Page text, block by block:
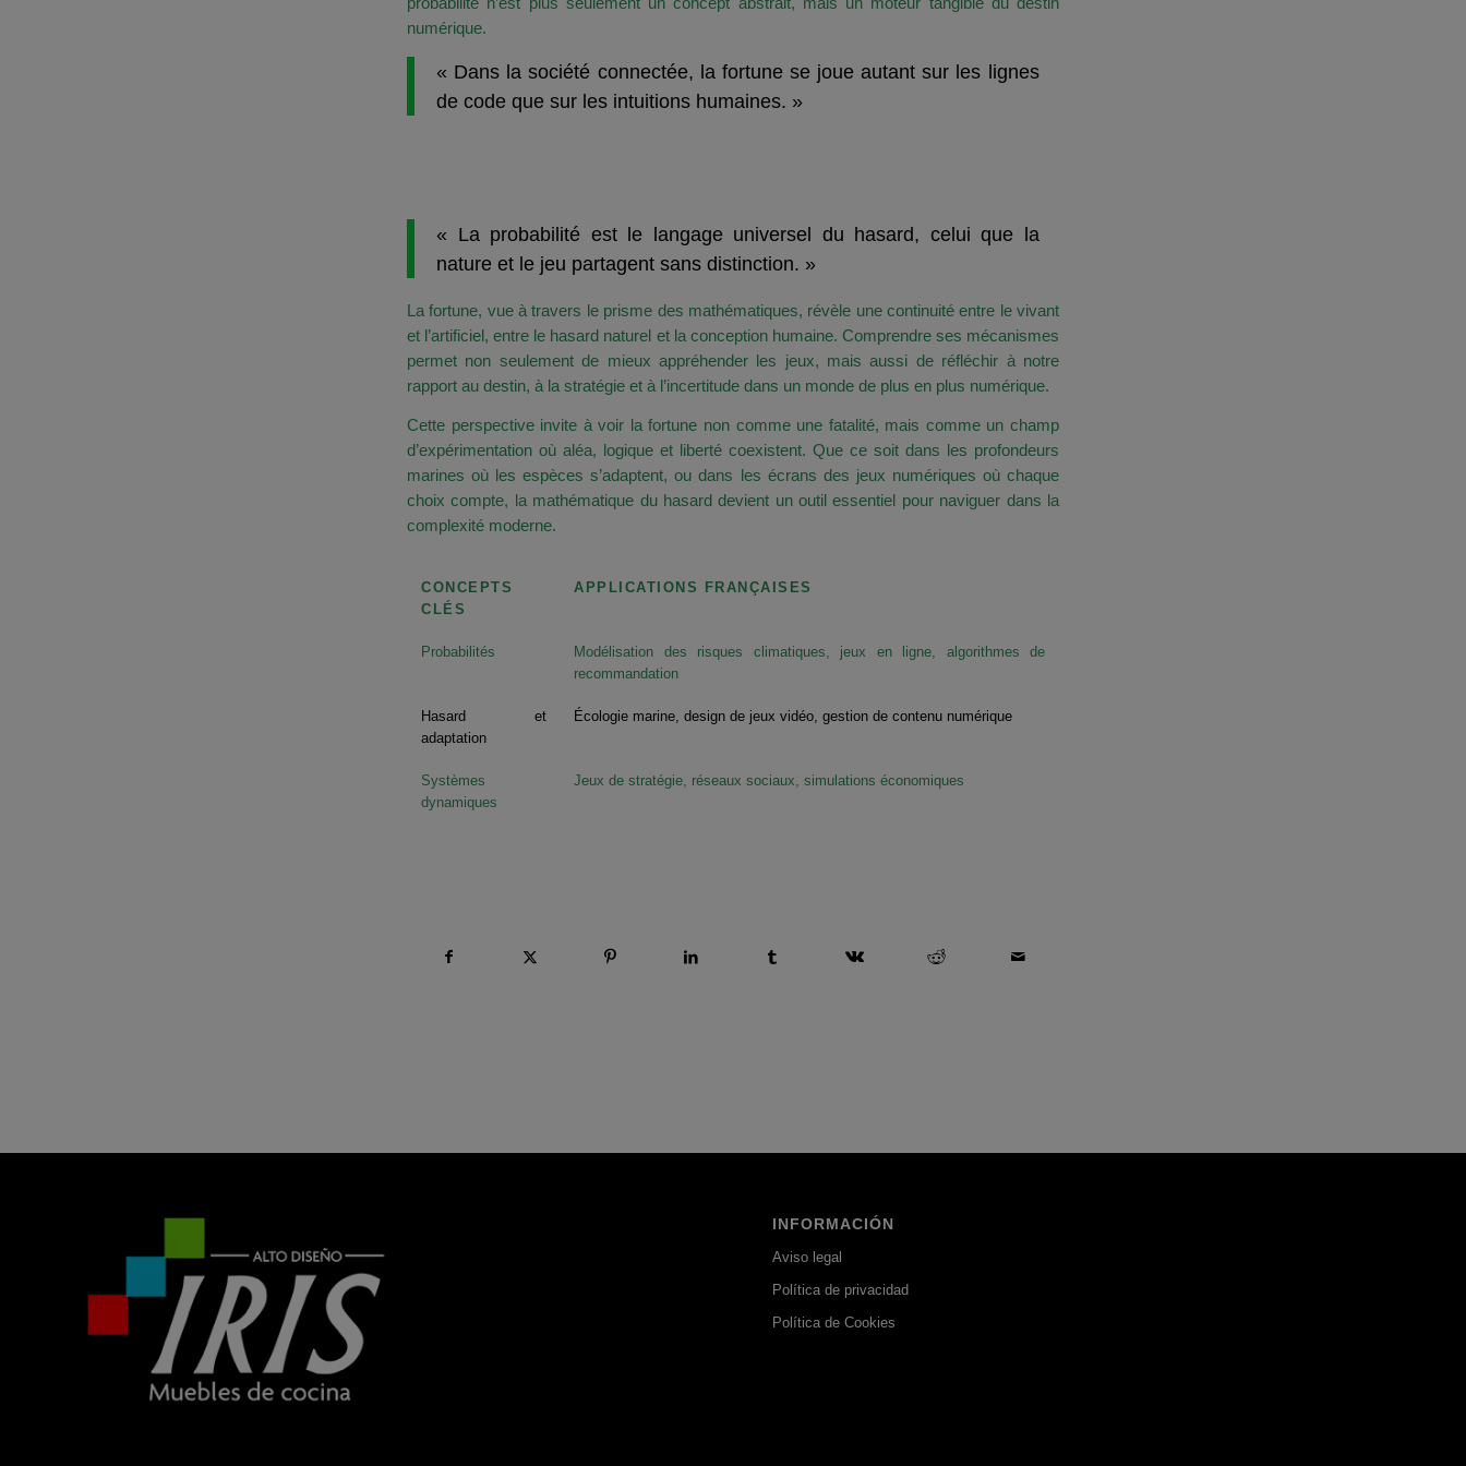
numérique.
« Dans la société connectée, la fortune se joue autant sur les lignes
de code que sur les intuitions humaines. »
« La probabilité est le langage universel du hasard, celui que la
nature et le jeu partagent sans distinction. »
La fortune, vue à travers le prisme des mathématiques, révèle une continuité entre le vivant
et l’artificiel, entre le hasard naturel et la conception humaine. Comprendre ses mécanismes
permet non seulement de mieux appréhender les jeux, mais aussi de réfléchir à notre
rapport au destin, à la stratégie et à l’incertitude dans un monde de plus en plus numérique.
Cette perspective invite à voir la fortune non comme une fatalité, mais comme un champ
d’expérimentation où aléa, logique et liberté coexistent. Que ce soit dans les profondeurs
marines où les espèces s’adaptent, ou dans les écrans des jeux numériques où chaque
choix compte, la mathématique du hasard devient un outil essentiel pour naviguer dans la
complexité moderne.
CONCEPTS
CLÉS
APPLICATIONS FRANÇAISES
Probabilités
Modélisation des risques climatiques, jeux en ligne, algorithmes de
recommandation
Hasard et
adaptation
Écologie marine, design de jeux vidéo, gestion de contenu numérique
Systèmes
dynamiques
Jeux de stratégie, réseaux sociaux, simulations économiques
INFORMACIÓN
Aviso legal
Política de privacidad
Política de Cookies